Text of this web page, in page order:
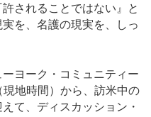
されることではない』と
を、名護の現実を、しっ
ヨーク・コミュニティー
地時間）から、訪米中の
て、ディスカッション・